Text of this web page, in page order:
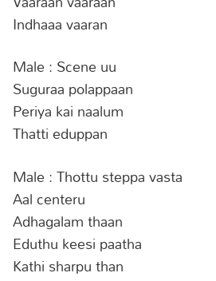
Indhaaa vaaran
Male : Scene uu
Suguraa polappaan
Periya kai naalum
Thatti eduppan
Male : Thottu steppa vasta
Aal centeru
Adhagalam thaan
Eduthu keesi paatha
Kathi sharpu than